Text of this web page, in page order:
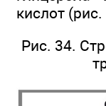
кислот (рис.
Рис. 34.